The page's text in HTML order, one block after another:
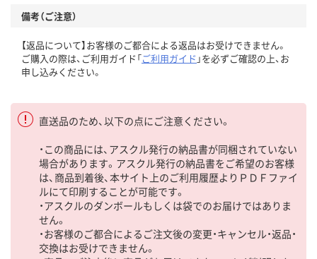
備考（ご注意）
【返品について】お客様のご都合による返品はお受けできません。
ご購入の際は、ご利用ガイド「ご利用ガイド 」を必ずご確認の上、お
申し込みください。
直送品のため、以下の点にご注意ください。
・この商品には、アスクル発行の納品書が同梱されていない
場合があります。アスクル発行の納品書をご希望のお客様
は、商品到着後、本サイト上のご利用履歴よりＰＤＦファイ
ルにて印刷することが可能です。
・アスクルのダンボールもしくは袋でのお届けではありま
せん。
・お客様のご都合によるご注文後の変更・キャンセル・返品・
交換はお受けできません。